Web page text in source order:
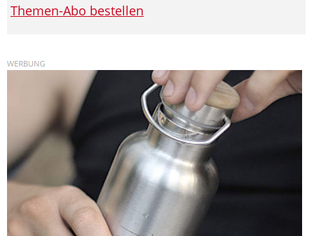
Themen-Abo bestellen